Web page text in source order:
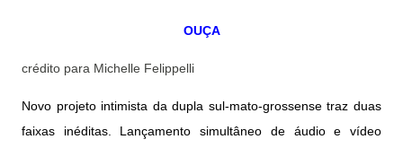
OUÇA
crédito para Michelle Felippelli
Novo projeto intimista da dupla sul-mato-grossense traz duas
faixas inéditas. Lançamento simultâneo de áudio e vídeo